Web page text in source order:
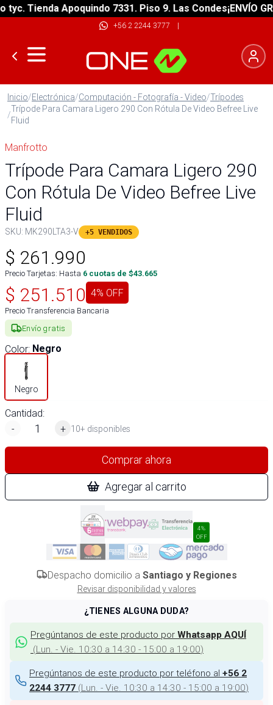
Tienda Apoquindo 7331. Piso 9. Las Condes¡ENVÍO
+56 2 2244 3777 |
Inicio/Electrónica/Computación - Fotografía - Video/Trípodes
/
Trípode Para Camara Ligero 290 Con Rótula De Video Befree Live
Fluid
Manfrotto
Trípode Para Camara Ligero 290
Con Rótula De Video Befree Live
Fluid
SKU: MK290LTA3-V +5 VENDIDOS
$ 261.990
Precio Tarjetas: Hasta 6 cuotas de $43.665
$ 251.510 4% OFF
Precio Transferencia Bancaria
Envío gratis
Color: Negro
Negro
Cantidad:
-
+ 10+ disponibles
Comprar ahora
Agregar al carrito
4%
OFF
Despacho domicilio a Santiago y Regiones
Revisar disponibilidad y valores
¿TIENES ALGUNA DUDA?
Pregúntanos de este producto por Whatsapp AQUÍ
(Lun. - Vie. 10:30 a 14:30 - 15:00 a 19:00)
Pregúntanos de este producto por teléfono al +56 2
2244 3777 (Lun. - Vie. 10:30 a 14:30 - 15:00 a 19:00)